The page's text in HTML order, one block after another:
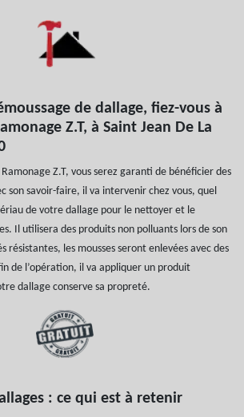
de dallage, fiez-vous à
Z.T, à Saint Jean De La
Ramonage Z.T, vous serez garanti de bénéficier des
son savoir-faire, il va intervenir chez vous, quel
de votre dallage pour le nettoyer et le
Il utilisera des produits non polluants lors de son
résistantes, les mousses seront enlevées avec des
de l’opération, il va appliquer un produit
dallage conserve sa propreté.
: ce qui est à retenir